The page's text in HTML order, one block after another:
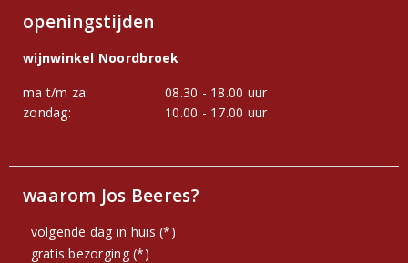
openingstijden
wijnwinkel Noordbroek
ma t/m za:
08.30 - 18.00 uur
zondag:
10.00 - 17.00 uur
waarom Jos Beeres?
volgende dag in huis (*)
gratis bezorging (*)